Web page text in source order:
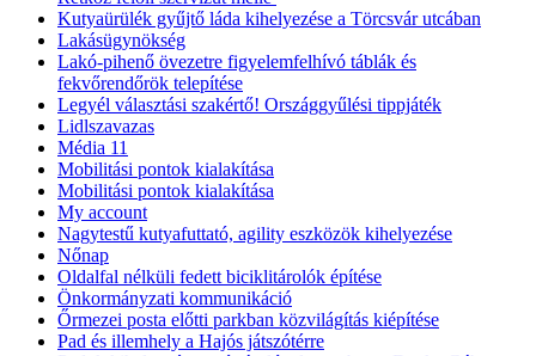
Kutyaürülék gyűjtő láda kihelyezése a Törcsvár utcában
Lakásügynökség
Lakó-pihenő övezetre figyelemfelhívó táblák és
fekvőrendőrök telepítése
Legyél választási szakértő! Országgyűlési tippjáték
Lidlszavazas
Média 11
Mobilitási pontok kialakítása
Mobilitási pontok kialakítása
My account
Nagytestű kutyafuttató, agility eszközök kihelyezése
Nőnap
Oldalfal nélküli fedett biciklitárolók építése
Önkormányzati kommunikáció
Őrmezei posta előtti parkban közvilágítás kiépítése
Pad és illemhely a Hajós játszótérre